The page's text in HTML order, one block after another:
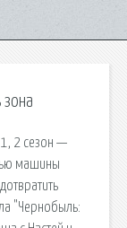
1, 2 сезон —
машины
"Чернобыль: